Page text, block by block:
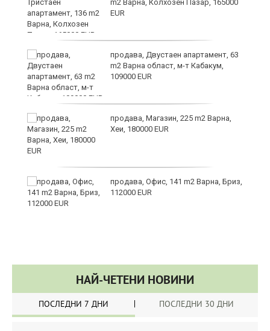
m2 Варна, Колхозен Пазар, 165000
EUR
продава, Двустаен апартамент, 63
m2 Варна област, м-т Кабакум,
109000 EUR
продава, Магазин, 225 m2 Варна,
Хеи, 180000 EUR
продава, Офис, 141 m2 Варна, Бриз,
112000 EUR
НАЙ-ЧЕТЕНИ НОВИНИ
ПОСЛЕДНИ 7 ДНИ ПОСЛЕДНИ 30 ДНИ